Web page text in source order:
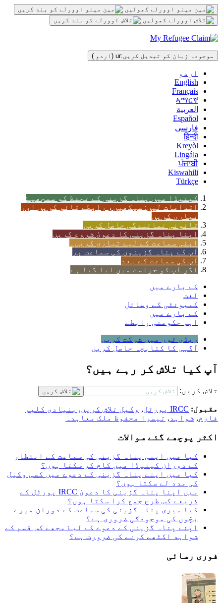
مواد
پر
جائیں
موجودہ زبان کو تبدیل کریں:ur (اردو )
اردو
English
Français
ኣማርኛ
العربية
Español
فارسی
हिन्दी
Kreyòl
Lingála
ਪੰਜਾਬੀ
Kiswahili
Türkçe
کینیڈا میں پناہ گزینی کے تحفظ کو سمجھیۓ
اقدامات لیں: سیکھیں، رابطے قائم کریں اور
تیاری کریں
قانونی نمائندگی حاصل کریں
اپنا پناہ گزینی کا دعویٰ شروع کریں
اپنی سماعت کے لیے تیاری کریں۔
آپ کے پناہ گزینوں کی سماعت پر
آپ کی سماعت کے بعد
اگر آپ کو حراست میں لیا گیا ہے
کے بارے میں
لغت
کمیونٹی کے وسائل
کے بارے میں
اہم حکومتی رابطے
ریڈی ٹور میں شرکت کریں
آگہی کا کتابچہ حاصل کریں
آپ کیا تلاش کر رہے ہیں؟
تلاش کریں:
مقبول: IRCC پورٹل , وکیل تلاش کریں, بنیادی کلیم
فارم, شواہد , تیسرا محفوظ ملک معاہدہ
اکثر پوچھے گئے سوالات
کیا میں اپنی پناہ گزینی کی سماعت کے انتظار
کے دوران کینیڈا میں کام کر سکتا ہوں؟
کیا میں اپنے پناہ گزینی کے دعوے میں کسی وکیل
کی مدد لے سکتا ہوں؟
میں اپنا پناہ گزینی کا دعویٰ IRCC پورٹل کے
ذریعے کس طرح جمع کرا سکتا ہوں؟
کیا میری پناہ گزینی کی سماعت کے دوران میرے
بچّوں کی موجودگی ضروری ہے؟
اپنے پناہ گزینی کے دعوے کے لیۓ مجھے کس قسم کے
شواہد اکٹھے کرنے کی ضرورت ہے؟
فوری رسا‎‎ئی